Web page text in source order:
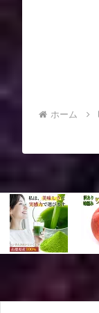
ホーム